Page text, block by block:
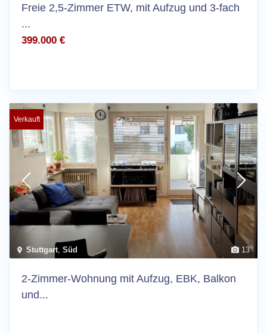
Freie 2,5-Zimmer ETW, mit Aufzug und 3-fach
...
399.000 €
13
Stuttgart, Süd
Verkauft
2-Zimmer-Wohnung mit Aufzug, EBK, Balkon
und...